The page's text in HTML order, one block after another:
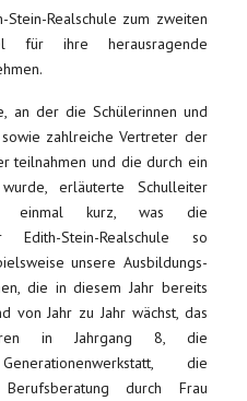
Realschule zum zweiten
für ihre herausragende
an der die Schülerinnen und
zahlreiche Vertreter der
teilnahmen und die durch ein
erläuterte Schulleiter
einmal kurz, was die
Stein-Realschule so
unsere Ausbildungs-
die in diesem Jahr bereits
von Jahr zu Jahr wächst, das
in Jahrgang 8, die
die
durch Frau